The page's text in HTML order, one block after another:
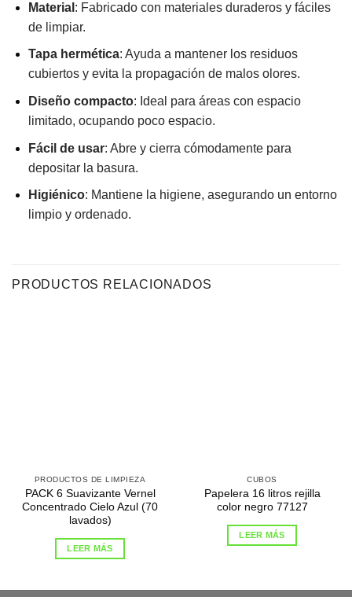
Material : Fabricado con materiales duraderos y fáciles
de limpiar.
Tapa hermética: Ayuda a mantener los residuos
cubiertos y evita la propagación de malos olores.
Diseño compacto: Ideal para áreas con espacio
limitado, ocupando poco espacio.
Fácil de usar: Abre y cierra cómodamente para
depositar la basura.
Higiénico: Mantiene la higiene, asegurando un entorno
limpio y ordenado.
PRODUCTOS RELACIONADOS
PRODUCTOS DE LIMPIEZA
PACK 6 Suavizante Vernel
Concentrado Cielo Azul (70
lavados)
LEER MÁS
CUBOS
Papelera 16 litros rejilla
color negro 77127
LEER MÁS